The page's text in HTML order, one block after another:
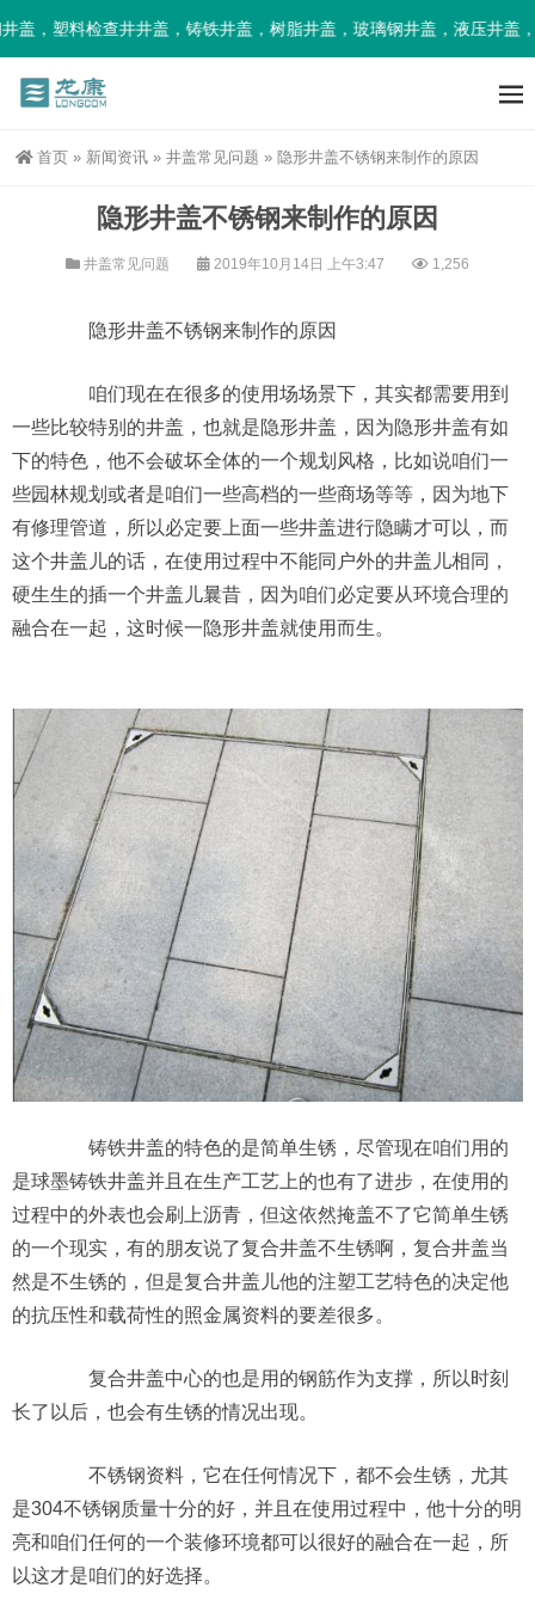
，塑料检查井井盖，铸铁井盖，树脂井盖，玻璃钢井盖，液压井盖，
首页 » 新闻资讯 » 井盖常见问题 » 隐形井盖不锈钢来制作的原因
隐形井盖不锈钢来制作的原因
井盖常见问题 2019年10月14日 上午3:47 1,256
隐形井盖不锈钢来制作的原因
咱们现在在很多的使用场场景下，其实都需要用到
一些比较特别的井盖，也就是隐形井盖，因为隐形井盖有如
下的特色，他不会破坏全体的一个规划风格，比如说咱们一
些园林规划或者是咱们一些高档的一些商场等等，因为地下
有修理管道，所以必定要上面一些井盖进行隐瞒才可以，而
这个井盖儿的话，在使用过程中不能同户外的井盖儿相同，
硬生生的插一个井盖儿曩昔，因为咱们必定要从环境合理的
融合在一起，这时候一隐形井盖就使用而生。
铸铁井盖的特色的是简单生锈，尽管现在咱们用的
是球墨铸铁井盖并且在生产工艺上的也有了进步，在使用的
过程中的外表也会刷上沥青，但这依然掩盖不了它简单生锈
的一个现实，有的朋友说了复合井盖不生锈啊，复合井盖当
然是不生锈的，但是复合井盖儿他的注塑工艺特色的决定他
的抗压性和载荷性的照金属资料的要差很多。
复合井盖中心的也是用的钢筋作为支撑，所以时刻
长了以后，也会有生锈的情况出现。
不锈钢资料，它在任何情况下，都不会生锈，尤其
是304不锈钢质量十分的好，并且在使用过程中，他十分的明
亮和咱们任何的一个装修环境都可以很好的融合在一起，所
以这才是咱们的好选择。